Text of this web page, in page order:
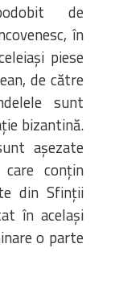
de
în
piese
de către
sunt
bizantină.
așezate
conțin
din Sfinții
în același
o parte